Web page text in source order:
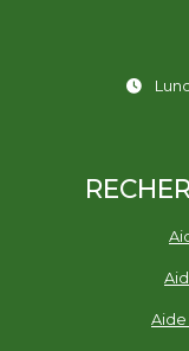
Aide